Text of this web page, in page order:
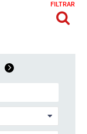
FILTRAR